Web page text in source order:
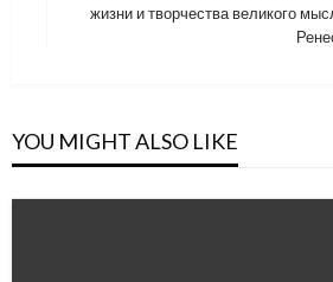
Nextжизни и творчества великого
YOU MIGHT ALSO LIKE